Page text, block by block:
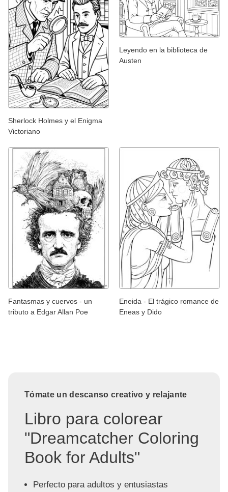
Sherlock Holmes y el Enigma
Victoriano
Leyendo en la biblioteca de
Austen
Fantasmas y cuervos - un
tributo a Edgar Allan Poe
Eneida - El trágico romance de
Eneas y Dido
Tómate un descanso creativo y relajante
Libro para colorear
"Dreamcatcher Coloring
Book for Adults"
Perfecto para adultos y entusiastas